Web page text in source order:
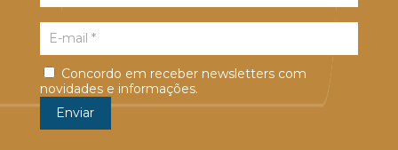
Concordo em receber newsletters com
novidades e informações.